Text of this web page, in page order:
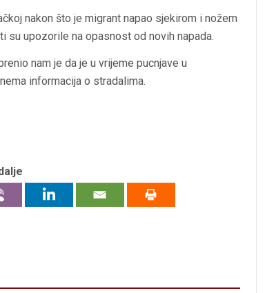
nakon što je migrant napao sjekirom i nožem
su upozorile na opasnost od novih napada.
nam je da je u vrijeme pucnjave u
informacija o stradalima.